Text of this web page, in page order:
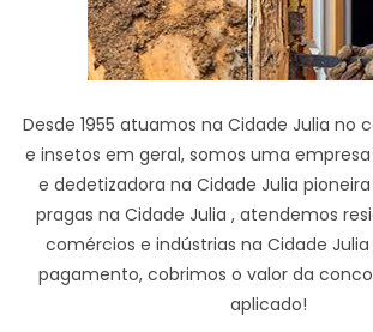
Desde 1955 atuamos na Cidade Julia no
e insetos em geral, somos uma
e dedetizadora na Cidade Julia
pragas na Cidade Julia , atendemos
comércios e indústrias na Cidade
pagamento, cobrimos o valor da
aplicado!